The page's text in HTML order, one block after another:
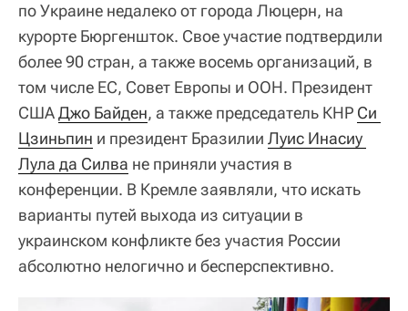
по Украине недалеко от города Люцерн, на
курорте Бюргеншток. Свое участие подтвердили
более 90 стран, а также восемь организаций, в
том числе ЕС, Совет Европы и ООН. Президент
СШАДжо Байден, а также председатель КНР Си
Цзиньпин и президент Бразилии Луис Инасиу
Лула да Силва не приняли участия в
конференции. В Кремле заявляли, что искать
варианты путей выхода из ситуации в
украинском конфликте без участия России
абсолютно нелогично и бесперспективно.